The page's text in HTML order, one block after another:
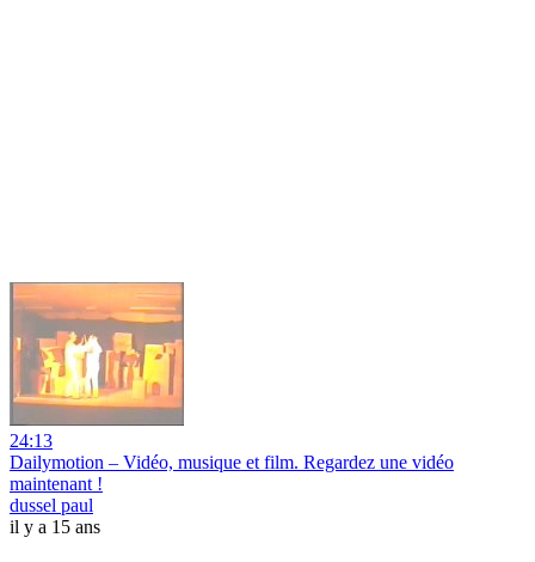
24:13
Dailymotion – Vidéo, musique et film. Regardez une vidéo
maintenant !
dussel paul
il y a 15 ans